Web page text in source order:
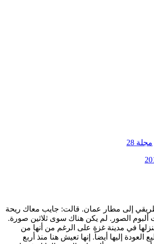
مجلة 28
إلى مطار عمان. قالت: جايب معاك ريحة
ألبوم الصور. لم يكن هناك سوى ثلاثين صورة.
في مدينة غزة على الرغم من أنها من
العودة إليها أيضاً. إنها تعيش هنا منذ أربع